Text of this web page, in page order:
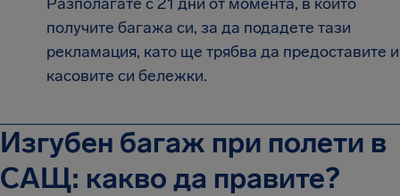
получите багажа си, за да подадете тази
рекламация, като ще трябва да предоставите и
касовите си бележки.
Изгубен багаж при полети в
САЩ: какво да правите?